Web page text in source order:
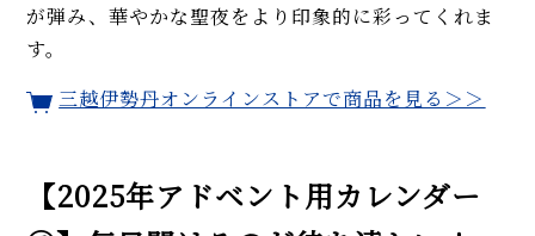
が弾み、華やかな聖夜をより印象的に彩ってくれま
す。
三越伊勢丹オンラインストアで商品を見る＞＞
【2025年アドベント用カレンダー